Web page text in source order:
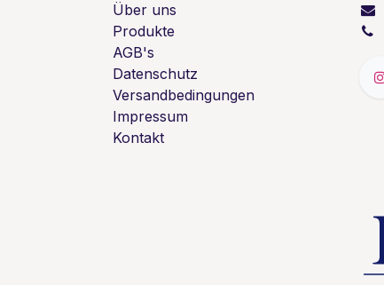
Über uns
Produkte
AGB's
Datenschutz
Versandbedingungen
Impressum
Kontakt